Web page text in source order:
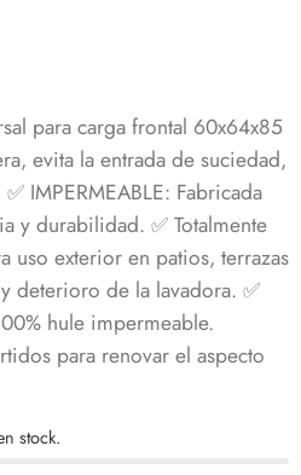
para carga frontal 60x64x85
evita la entrada de suciedad,
✅ IMPERMEABLE: Fabricada
y durabilidad. ✅ Totalmente
uso exterior en patios, terrazas
deterioro de la lavadora. ✅
hule impermeable.
para renovar el aspecto
stock.